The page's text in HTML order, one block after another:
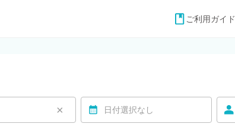
ご利用ガイド
× 日付選択なし